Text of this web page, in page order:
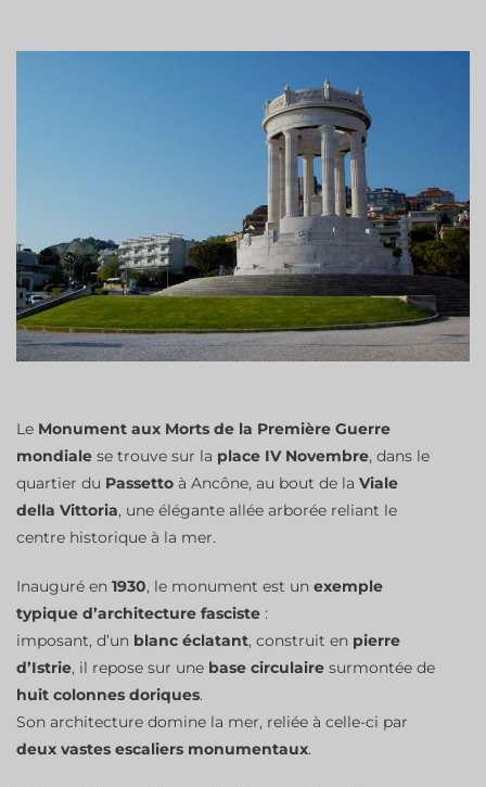
Le Monument aux Morts de la Première Guerre
mondiale se trouve sur la place IV Novembre, dans le
quartier du Passetto à Ancône, au bout de la Viale
della Vittoria, une élégante allée arborée reliant le
centre historique à la mer.
Inauguré en 1930, le monument est un exemple
typique d’architecture fasciste :
imposant, d’un blanc éclatant, construit en pierre
d’Istrie, il repose sur une base circulaire surmontée de
huit colonnes doriques.
Son architecture domine la mer, reliée à celle-ci par
deux vastes escaliers monumentaux.